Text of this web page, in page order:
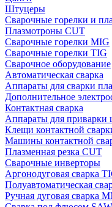
Штуцеры
Сварочные горелки и
Плазмотроны CUT
Сварочные горелки MIG
Сварочные горелки TIG
Сварочное оборудование
Автоматическая сварка
Аппараты для сварки
Дополнительное
Контактная сварка
Аппараты для приварки
Клещи контактной
Машины контактной
Плазменная резка CUT
Сварочные инверторы
Аргонодуговая сварка
Полуавтоматическая
Ручная дуговая сварка